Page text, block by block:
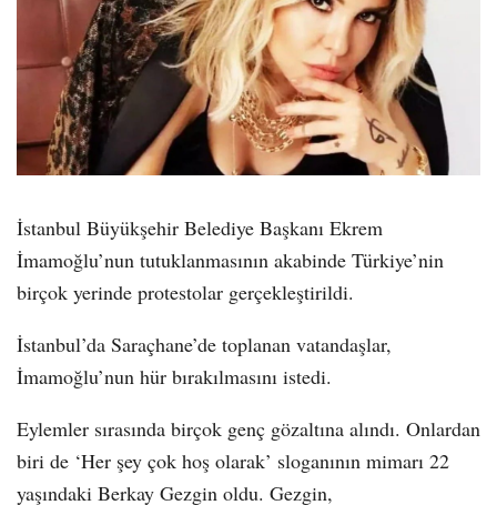
İstanbul Büyükşehir Belediye Başkanı Ekrem
İmamoğlu’nun tutuklanmasının akabinde Türkiye’nin
birçok yerinde protestolar gerçekleştirildi.
İstanbul’da Saraçhane’de toplanan vatandaşlar,
İmamoğlu’nun hür bırakılmasını istedi.
Eylemler sırasında birçok genç gözaltına alındı. Onlardan
biri de ‘Her şey çok hoş olarak’ sloganının mimarı 22
yaşındaki Berkay Gezgin oldu. Gezgin,